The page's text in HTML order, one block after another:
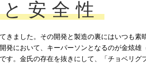
安全性
きました。その開発と製造の裏にはいつも素
発において、キーパーソンとなるのが金炫雄
す。金氏の存在を抜きにして、「チョベリグ